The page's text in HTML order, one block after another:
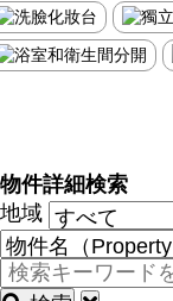
物件詳細検索
地域